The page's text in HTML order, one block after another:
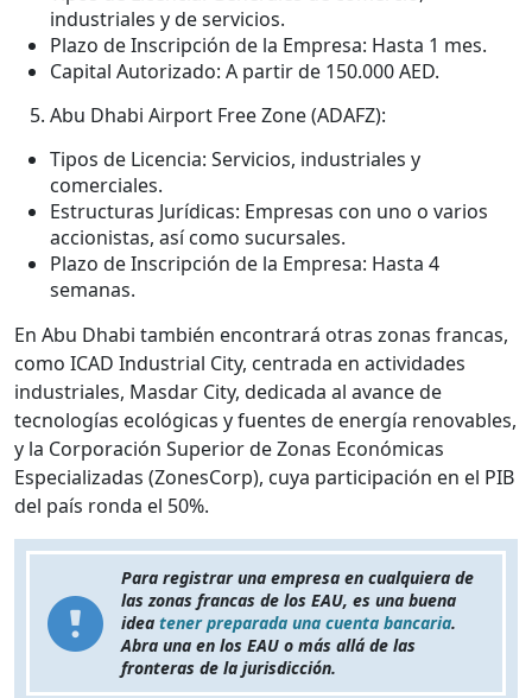
industriales y de servicios.
Plazo de Inscripción de la Empresa: Hasta 1 mes.
Capital Autorizado: A partir de 150.000 AED.
Abu Dhabi Airport Free Zone (ADAFZ):
Tipos de Licencia: Servicios, industriales y
comerciales.
Estructuras Jurídicas: Empresas con uno o varios
accionistas, así como sucursales.
Plazo de Inscripción de la Empresa: Hasta 4
semanas.
En Abu Dhabi también encontrará otras zonas francas,
como ICAD Industrial City, centrada en actividades
industriales, Masdar City, dedicada al avance de
tecnologías ecológicas y fuentes de energía renovables,
y la Corporación Superior de Zonas Económicas
Especializadas (ZonesCorp), cuya participación en el PIB
del país ronda el 50%.
Para registrar una empresa en cualquiera de
las zonas francas de los EAU, es una buena
idea tener preparada una cuenta bancaria.
Abra una en los EAU o más allá de las
fronteras de la jurisdicción.